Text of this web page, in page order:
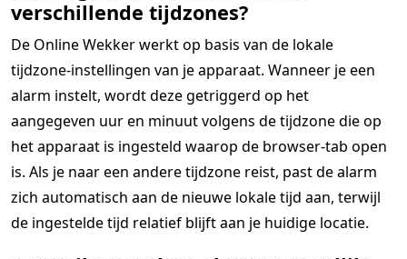
verschillende tijdzones?
De Online Wekker werkt op basis van de lokale
tijdzone-instellingen van je apparaat. Wanneer je een
alarm instelt, wordt deze getriggerd op het
aangegeven uur en minuut volgens de tijdzone die op
het apparaat is ingesteld waarop de browser-tab open
is. Als je naar een andere tijdzone reist, past de alarm
zich automatisch aan de nieuwe lokale tijd aan, terwijl
de ingestelde tijd relatief blijft aan je huidige locatie.